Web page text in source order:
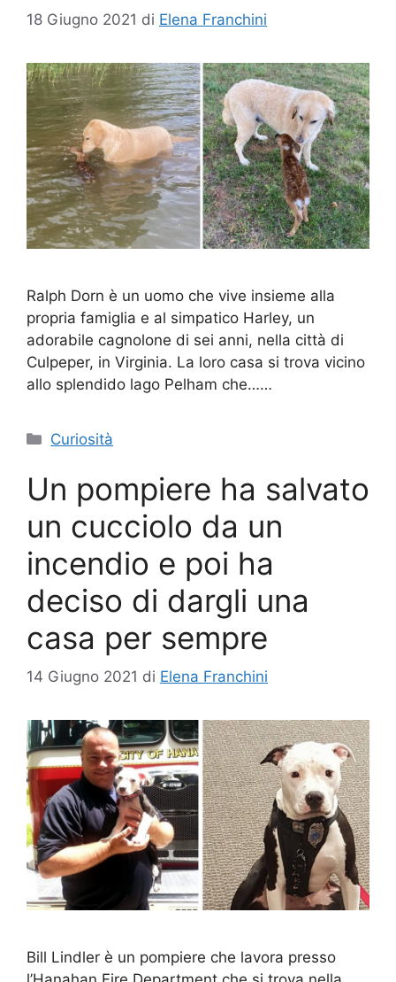
18 Giugno 2021 di Elena Franchini
Ralph Dorn è un uomo che vive insieme alla
propria famiglia e al simpatico Harley, un
adorabile cagnolone di sei anni, nella città di
Culpeper, in Virginia. La loro casa si trova vicino
allo splendido lago Pelham che……
Categorie
Curiosità
Un pompiere ha salvato
un cucciolo da un
incendio e poi ha
deciso di dargli una
casa per sempre
14 Giugno 2021 di Elena Franchini
Bill Lindler è un pompiere che lavora presso